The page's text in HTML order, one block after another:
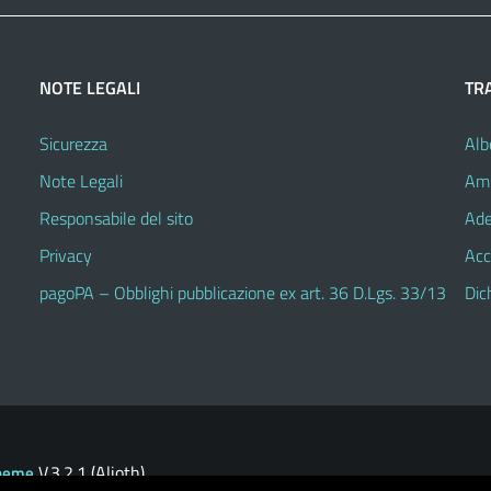
NOTE LEGALI
Sicurezza
Note Legali
Responsabile del sito
Privacy
pagoPA – Obblighi pubblicazione ex art. 36 D.Lgs. 33/13
V.3.2.1 (Alioth)